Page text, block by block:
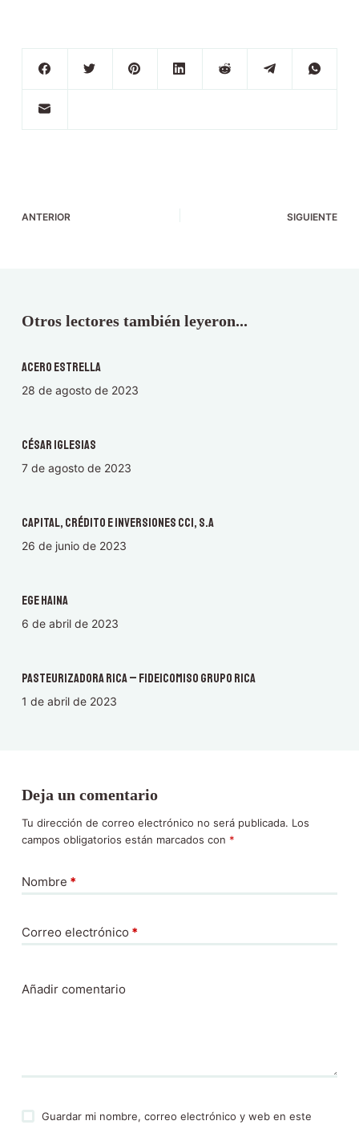
ANTERIOR SIGUIENTE
Otros lectores también leyeron...
Acero Estrella
28 de agosto de 2023
César Iglesias
7 de agosto de 2023
Capital, Crédito e Inversiones CCI, S.A
26 de junio de 2023
EGE Haina
6 de abril de 2023
Pasteurizadora Rica – Fideicomiso Grupo Rica
1 de abril de 2023
Deja un comentario
Tu dirección de correo electrónico no será publicada. Los
campos obligatorios están marcados con *
Nombre *
Correo electrónico *
Añadir comentario
Guardar mi nombre, correo electrónico y web en este